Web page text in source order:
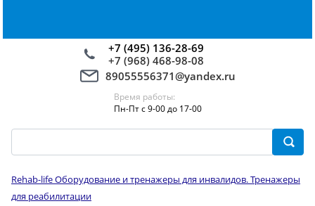
+7 (495) 136-28-69
+7 (968) 468-98-08
89055556371@yandex.ru
Время работы:
Пн-Пт с 9-00 до 17-00
Rehab-life Оборудование и тренажеры для инвалидов. Тренажеры
для реабилитации